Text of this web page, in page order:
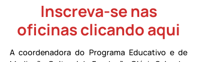
Inscreva-se nas
oficinas clicando aqui
A coordenadora do Programa Educativo e de